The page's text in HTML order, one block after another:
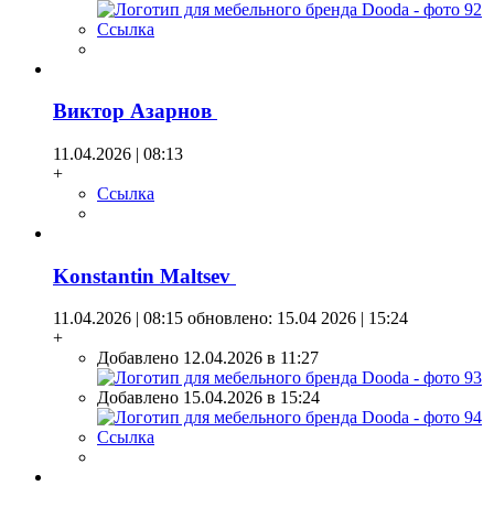
Ссылка
Виктор Азарнов
11.04.2026 | 08:13
+
Ссылка
Konstantin Maltsev
11.04.2026 | 08:15 обновлено: 15.04 2026 | 15:24
+
Добавлено 12.04.2026 в 11:27
Добавлено 15.04.2026 в 15:24
Ссылка